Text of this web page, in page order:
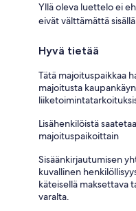
Yllä oleva luettelo ei
eivät välttämättä
Hyvä tietää
Tätä majoituspaikkaa
majoitusta
Lisähenkilöistä
majoituspaikoittain
Sisäänkirjautumisen
kuvallinen
käteisellä maksettava
varalta.